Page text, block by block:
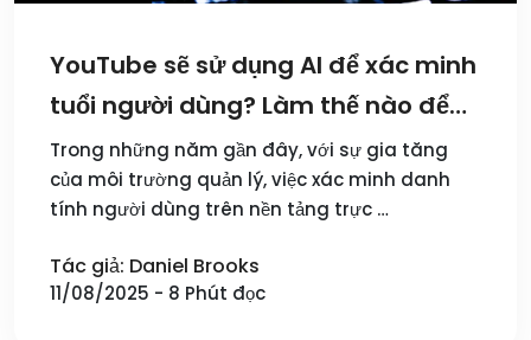
YouTube sẽ sử dụng AI để xác minh
tuổi người dùng? Làm thế nào để
tránh việc cung cấp ID xác minh?
Trong những năm gần đây, với sự gia tăng
của môi trường quản lý, việc xác minh danh
tính người dùng trên nền tảng trực …
Tác giả: Daniel Brooks
11/08/2025 - 8 Phút đọc